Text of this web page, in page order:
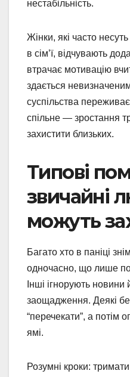
нестабільність.
Жінки, які часто
в сім’ї, відчувають
втрачає мотивацію
здається
суспільства
спільне — зростання
захистити близьких.
Типові
звичайні
можуть
Багато хто в паніці
одночасно, що лише
Інші ігнорують
заощадження. Деякі
“перечекати”, а потім
ямі.
Розумні кроки: